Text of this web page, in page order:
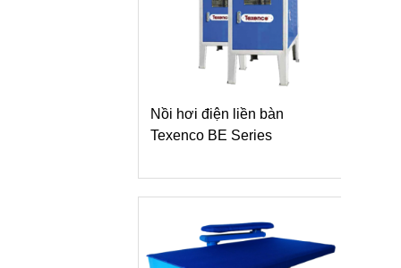
Nồi hơi điện liền bàn
Texenco BE Series